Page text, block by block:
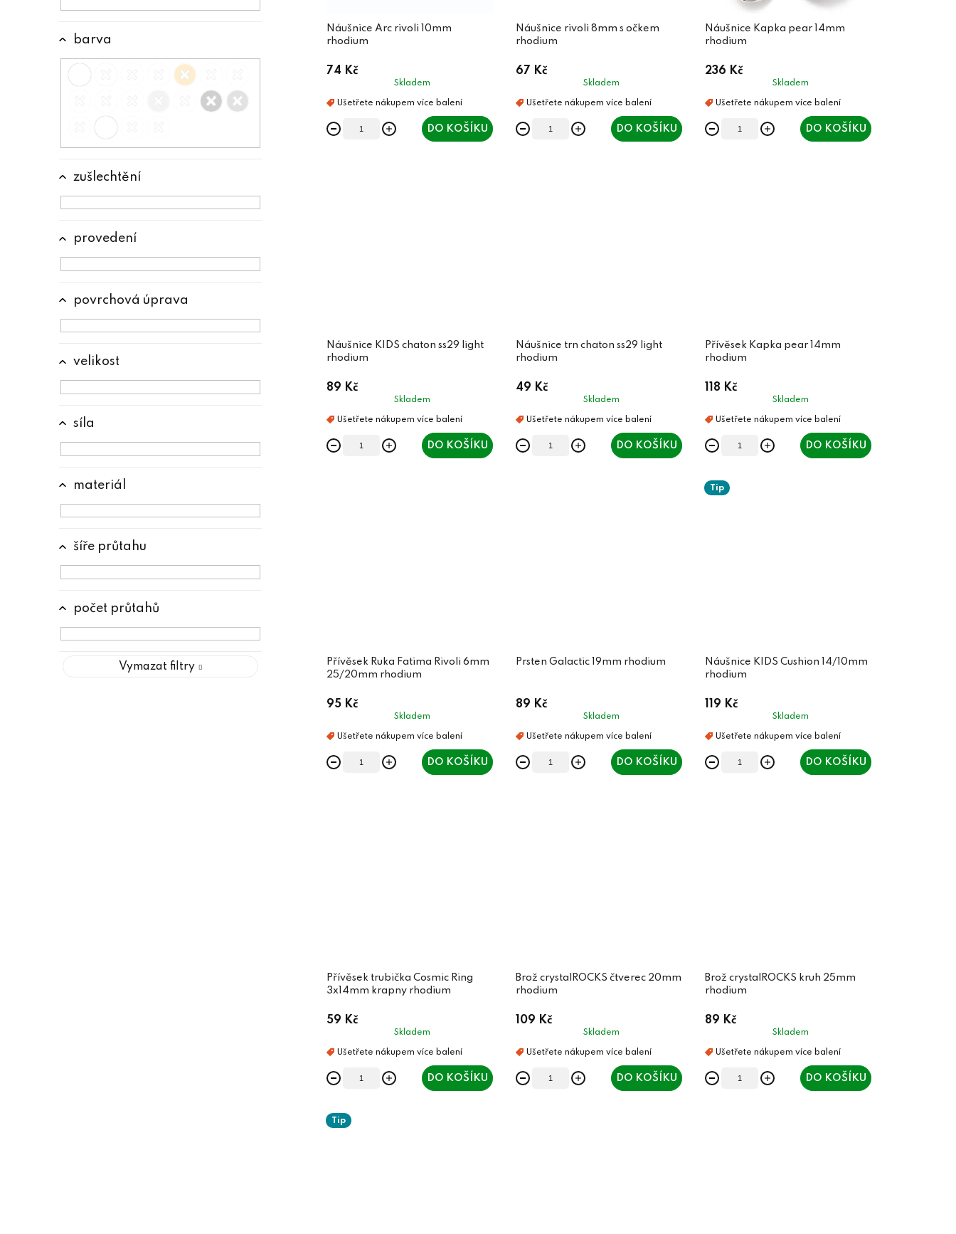
n
barva
materiál
počet průtahů
povrchová úprava
provedení
síla
šíře průtahu
velikost
zušlechtění
Vymazat filtry
u
k
ů
d
k
ů
Náušnice Arc rivoli 10mm
rhodium
74 Kč
Skladem
DO KOŠÍKU
Náušnice rivoli 8mm s očkem
rhodium
67 Kč
Skladem
DO KOŠÍKU
Náušnice Kapka pear 14mm
rhodium
236 Kč
Skladem
DO KOŠÍKU
Náušnice KIDS chaton ss29 light
rhodium
89 Kč
Skladem
DO KOŠÍKU
Náušnice trn chaton ss29 light
rhodium
49 Kč
Skladem
DO KOŠÍKU
Přívěsek Kapka pear 14mm
rhodium
118 Kč
Skladem
DO KOŠÍKU
Přívěsek Ruka Fatima Rivoli 6mm
25/20mm rhodium
95 Kč
Skladem
DO KOŠÍKU
Prsten Galactic 19mm rhodium
89 Kč
Skladem
DO KOŠÍKU
Tip
Náušnice KIDS Cushion 14/10mm
rhodium
119 Kč
Skladem
DO KOŠÍKU
Přívěsek trubička Cosmic Ring
3x14mm krapny rhodium
59 Kč
Skladem
DO KOŠÍKU
Brož crystalROCKS čtverec 20mm
rhodium
109 Kč
Skladem
DO KOŠÍKU
Brož crystalROCKS kruh 25mm
rhodium
89 Kč
Skladem
DO KOŠÍKU
Tip